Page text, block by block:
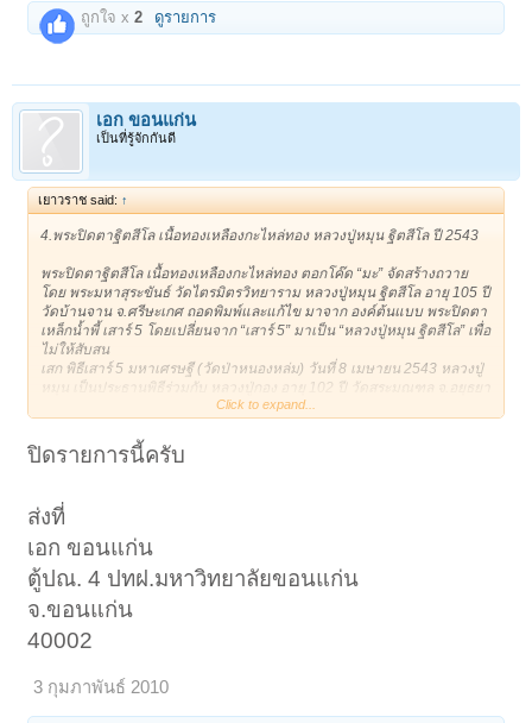
E-mail :bkkthai999@yahoo.com
ถูกใจ x2 ดูรายการ
เอก ขอนแก่น
เป็นที่รู้จักกันดี
เยาวราช said: ↑
4.พระปิดตาฐิตสีโล เนื้อทองเหลืองกะไหล่ทอง หลวงปู่หมุน ฐิตสีโล ปี 2543
พระปิดตาฐิตสีโล เนื้อทองเหลืองกะไหล่ทอง ตอกโค๊ด “มะ” จัดสร้างถวาย
โดย พระมหาสุระขันธ์ วัดไตรมิตรวิทยาราม หลวงปู่หมุน ฐิตสีโล อายุ 105 ปี
วัดบ้านจาน จ.ศรีษะเกศ ถอดพิมพ์และแก้ไข มาจาก องค์ต้นแบบ พระปิดตา
เหล็กน้ำพี้ เสาร์ 5 โดยเปลี่ยนจาก “เสาร์ 5” มาเป็น “หลวงปู่หมุน ฐิตสีโล” เพื่อ
ไม่ให้สับสน
เสก พิธีเสาร์ 5 มหาเศรษฐี (วัดป่าหนองหล่ม) วันที่ 8 เมษายน 2543 หลวงปู่
หมุน เป็นประธานพิธีร่วมกับ หลวงปู่กอง อายุ 102 ปี วัดสระมณฑล จ.อยุธยา
-หลวงปู่ละมัย วัดโพธิ์เย็น เพชรบูรณ์
- ครูบาเที่ยงธรรม สำนักเวฬุวรรณ จ.ศรีษะเกศ
- หลวงปู่ฤทธิ์ วัดบ้านโนน จ.บุรีรัมย์
มาเสกต่อพิธีพุทธาภิเษกที่วัดไตรมิตรวิทยาราม ท่านเจ้าคุณธงชัย เป็นเจ้า
พิธี ซึ่งได้รับความเมตตาอธิษฐานจิตปลุกเสกโดย
-หลวงปู่คำพันธ์ วัดธาตุมหาชัย จ.นครพนม
- หลวงปู่พรหมา วัดถ้ำหินผานางคอย
- หลวงปู่ขาว พุทธรักขิโต วัดป่าพูนคำ
- หลวงพ่อแพง ปริสุทโธ วัดพระธาตุท่าอุเทน และพระเกจิอาจารย์อีกหลายรูป
สร้างจำนวนไม่มาก ผิวเดิม ๆ ของดีราคาเบา พุทธคุณแรง เสกพร้อมรุ่น
เสาร์5มหาเศรษฐีซึ่งราคาไปไกลแล้วครับ
Click to expand...
ปิดรายการนี้ครับ
ส่งที่
เอก ขอนแก่น
ตู้ปณ. 4 ปทฝ.มหาวิทยาลัยขอนแก่น
จ.ขอนแก่น
40002
3 กุมภาพันธ์ 2010